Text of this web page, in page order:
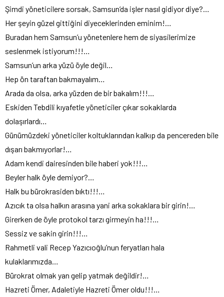
Şimdi yöneticilere sorsak, Samsun’da işler nasıl gidiyor diye?…
Her şeyin güzel gittiğini diyeceklerinden eminim!…
Buradan hem Samsun’u yönetenlere hem de siyasilerimize
seslenmek istiyorum!!!…
Samsun’un arka yüzü öyle değil…
Hep ön taraftan bakmayalım…
Arada da olsa, arka yüzden de bir bakalım!!!…
Eskiden Tebdili kıyafetle yöneticiler çıkar sokaklarda
dolaşırlardı…
Günümüzdeki yöneticiler koltuklarından kalkıp da pencereden bile
dışarı bakmıyorlar!…
Adam kendi dairesinden bile haberi yok!!!…
Beyler halk öyle demiyor?…
Halk bu bürokrasiden bıktı!!!…
Azıcık ta olsa halkın arasına yani arka sokaklara bir girin!…
Girerken de öyle protokol tarzı girmeyin ha!!!…
Sessiz ve sakin girin!!!…
Rahmetli vali Recep Yazıcıoğlu’nun feryatları hala
kulaklarımızda…
Bürokrat olmak yan gelip yatmak değildir!…
Hazreti Ömer, Adaletiyle Hazreti Ömer oldu!!!…